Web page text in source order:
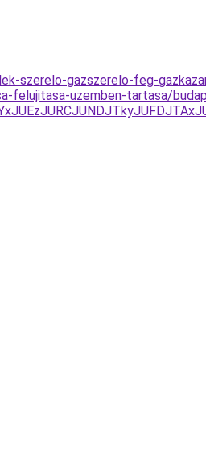
szerelo-gazszerelo-feg-
felujitasa-uzemben-tartasa/